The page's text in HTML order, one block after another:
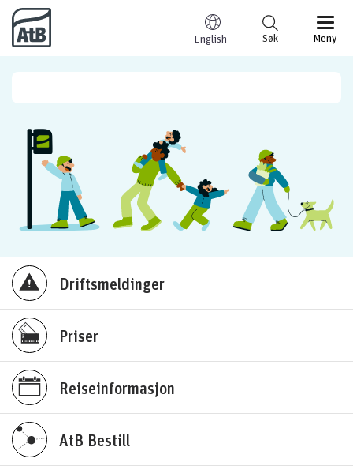
Til innhold
English Meny
Søk
Driftsmeldinger
Priser
Reiseinformasjon
AtB Bestill